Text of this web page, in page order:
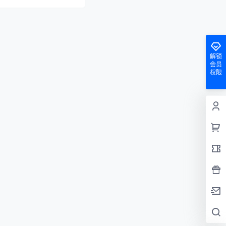
解锁
会员
权限